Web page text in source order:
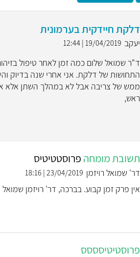
דלקת חיידקית בערמונית
יעקב 19/04/2019 | 12:44
ד"ר שמואל שלום כמה זמן לאחר טיפול
התחושות של דלקת. אני אחרי שנה בדיוק
ממש של צריבה אבל לא במהלך השתן אלא
ראש,
תשובת מומחה פרוסטטיטיס
דר' שמואל רויזמן 23/04/2019 | 18:16
אין פרק זמן קבוע. בברכה, דר' רויזמן שמואל
פרוסטיטיסססס